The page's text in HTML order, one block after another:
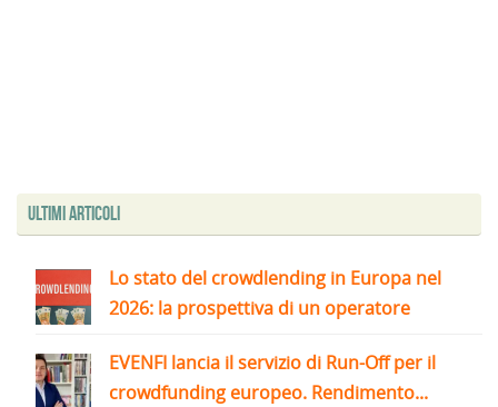
Ultimi articoli
Lo stato del crowdlending in Europa nel
2026: la prospettiva di un operatore
EVENFI lancia il servizio di Run-Off per il
crowdfunding europeo. Rendimento...